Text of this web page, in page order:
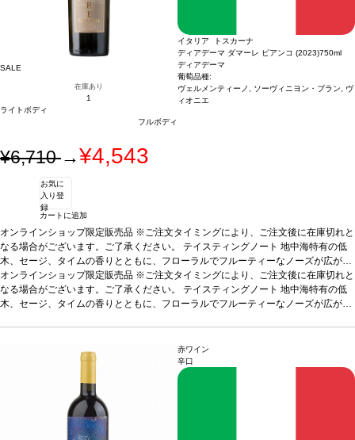
SALE
在庫あり
1
ライトボディ
フルボディ
イタリア トスカーナ
ディアデーマ ダマーレ ビアンコ (2023)750ml
ディアデーマ
葡萄品種:
ヴェルメンティーノ, ソーヴィニヨン・ブラン, ヴ
ィオニエ
¥6,710→¥4,543
お気に
入り登
録
カートに追加
オンラインショップ限定販売品 ※ご注文タイミングにより、ご注文後に在庫切れと
なる場合がございます。ご了承ください。 テイスティングノート 地中海特有の低
木、セージ、タイムの香りとともに、フローラルでフルーティーなノーズが広が
る。口に含むと、フレッシュ、エレガントで繊細、美味しいストラクチャーを伴
う。爽やかで風味豊かな後味が続く。食事に良く合い、またアペリティフにも最
適。合う料理オレンジと生姜風味のエビのソテー、レモングラスとナンプラー風
オンラインショップ限定販売品 ※ご注文タイミングにより、ご注文後に在庫切れと
なる場合がございます。ご了承ください。 テイスティングノート 地中海特有の低
木、セージ、タイムの香りとともに、フローラルでフルーティーなノーズが広が
オレンジと生姜風味のエビのソテー、レモングラスとナンプラー風
味のベトナム風ポークチョップなどと好相性葡萄品種
ソーヴィニヨン・ブラン 40%、ヴィオニエ 20%
赤ワイン
辛口